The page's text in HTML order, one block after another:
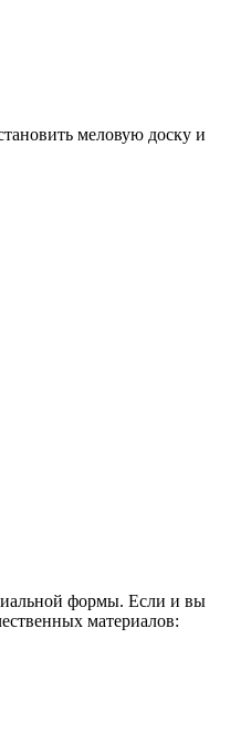
меловую доску и
формы. Если и вы
материалов: